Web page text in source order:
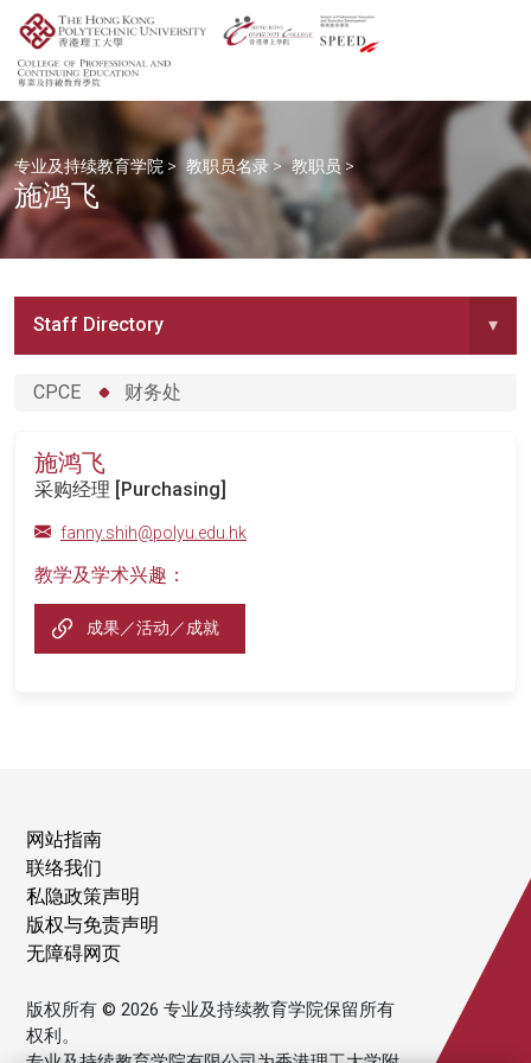
专业及持续教育学院 > 教职员名录 > 教职员 >
施鸿飞
Staff Directory ▾
CPCE 财务处
施鸿飞
采购经理 [Purchasing]
fanny.shih@polyu.edu.hk
教学及学术兴趣：
成果／活动／成就
网站指南
联络我们
私隐政策声明
版权与免责声明
无障碍网页
版权所有 © 2026 专业及持续教育学院保留所有
权利。